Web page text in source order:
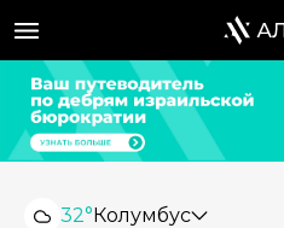
32° Колумбус